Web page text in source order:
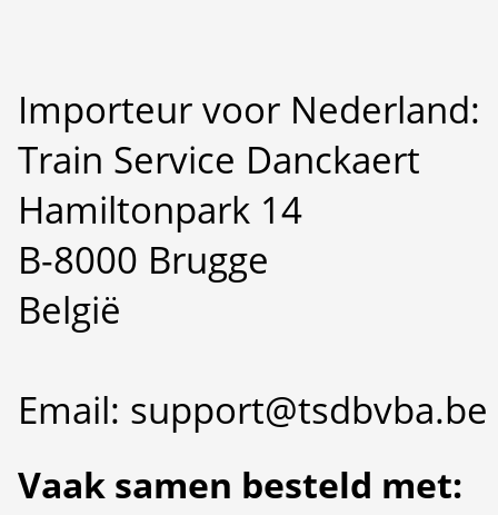
Importeur voor Nederland:
Train Service Danckaert
Hamiltonpark 14
B-8000 Brugge
België
Email: support@tsdbvba.be
Vaak samen besteld met: